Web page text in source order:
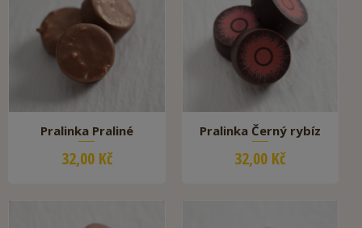
Pralinka Praliné
32,00 Kč
Pralinka Černý rybíz
32,00 Kč